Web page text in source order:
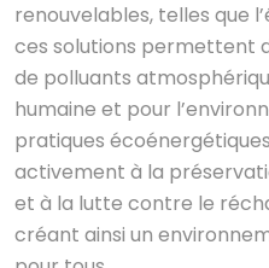
renouvelables, telles que
ces solutions permettent
de polluants
humaine et pour
pratiques
activement à la
et à la lutte contre le
créant ainsi un